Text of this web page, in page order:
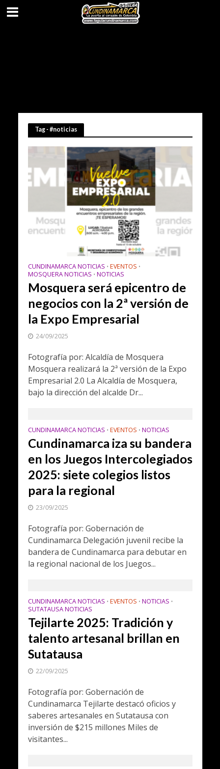
Tag - #noticias
CUNDINAMARCA NOTICIAS • EVENTOS •
MOSQUERA NOTICIAS • NOTICIAS
Mosquera será epicentro de
negocios con la 2ª versión de
la Expo Empresarial
24/09/2025
Fotografía por: Alcaldía de Mosquera
Mosquera realizará la 2ª versión de la Expo
Empresarial 2.0 La Alcaldía de Mosquera,
bajo la dirección del alcalde Dr...
CUNDINAMARCA NOTICIAS • EVENTOS • NOTICIAS
Cundinamarca iza su bandera
en los Juegos Intercolegiados
2025: siete colegios listos
para la regional
23/09/2025
Fotografía por: Gobernación de
Cundinamarca Delegación juvenil recibe la
bandera de Cundinamarca para debutar en
la regional nacional de los Juegos...
CUNDINAMARCA NOTICIAS • EVENTOS • NOTICIAS •
SUTATAUSA NOTICIAS
Tejilarte 2025: Tradición y
talento artesanal brillan en
Sutatausa
22/09/2025
Fotografía por: Gobernación de
Cundinamarca Tejilarte destacó oficios y
saberes artesanales en Sutatausa con
inversión de $215 millones Miles de
visitantes...